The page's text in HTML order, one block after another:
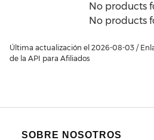
No products
No products
Última actualización el 2026-08-03 /
de la API para Afiliados
SOBRE NOSOTROS